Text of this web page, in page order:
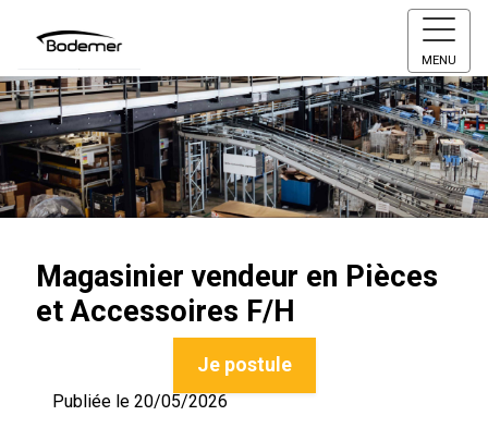
MENU
Magasinier vendeur en Pièces
et Accessoires F/H
Je postule
Publiée le 20/05/2026